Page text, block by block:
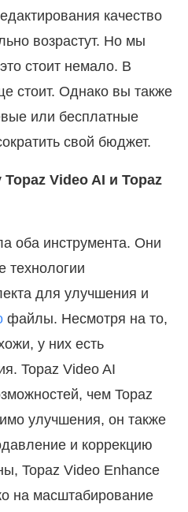
качество
возрастут. Но мы
стоит немало. В
стоит. Однако вы также
или бесплатные
свой бюджет.
Video AI и Topaz
оба инструмента. Они
технологии
для улучшения и
файлы. Несмотря на то,
у них есть
Topaz Video AI
чем Topaz
улучшения, он также
и коррекцию
Topaz Video Enhance
на масштабирование